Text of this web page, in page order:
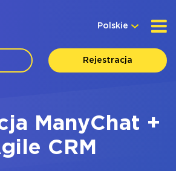
Polskie
Rejestracja
ManyChat +
CRM